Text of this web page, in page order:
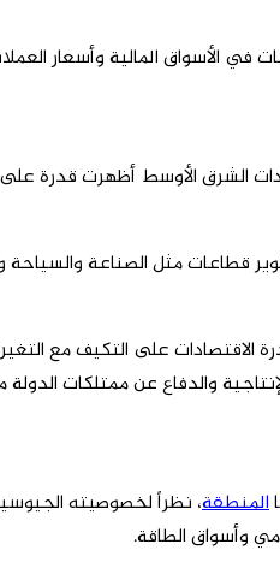
في الأسواق المالية وأسعار
الشرق الأوسط أظهرت
قطاعات مثل الصناعة
الاقتصادات على التكيف مع
والدفاع عن ممتلكات الدولة
المنطقة، نظراً لخصوصيته
وأسواق الطاقة.